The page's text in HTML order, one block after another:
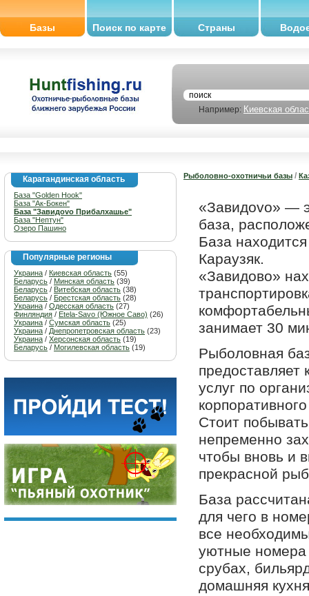
Базы Поиск по карте Страны
Например: Киевская
Карагандинская область
База "Golden Hook"
База "Ак-Бокен"
База "Завидоvо Прибалхашье"
База "Нептун"
Озеро Пашино
Популярные регионы
Украина / Киевская область (55)
Беларусь / Минская область (39)
Беларусь / Витебская область (38)
Беларусь / Брестская область (28)
Украина / Одесская область (27)
Финляндия / Etela-Savo (Южное Саво) (26)
Украина / Сумская область (25)
Украина / Днепропетровская область (23)
Украина / Херсонская область (19)
Беларусь / Могилевская область (19)
Рыболовно-охотничьи базы /
«Завидоvо» —
база,
База
Караузяк.
«Завидово»
занимает 30
Рыболовная
предоставляет
услуг по
Стоит
непременно
чтобы вновь и
прекрасной
База
для чего в
все
уютные номера
срубах,
домашняя